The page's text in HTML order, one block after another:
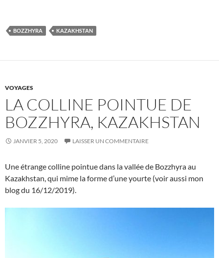
BOZZHYRA KAZAKHSTAN
VOYAGES
LA COLLINE POINTUE DE
BOZZHYRA, KAZAKHSTAN
JANVIER 5, 2020 LAISSER UN COMMENTAIRE
Une étrange colline pointue dans la vallée de Bozzhyra au
Kazakhstan, qui mime la forme d’une yourte (voir aussi mon
blog du 16/12/2019).